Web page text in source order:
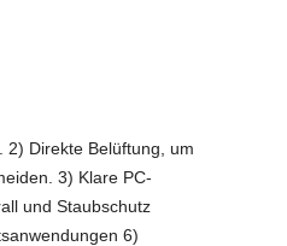
2) Direkte Belüftung, um
3) Klare PC-
und Staubschutz
6)